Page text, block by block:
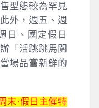
型態較為罕見
外，週五、週
日、國定假日
「活跳跳馬關
場品嘗新鮮的
末·假日主催特